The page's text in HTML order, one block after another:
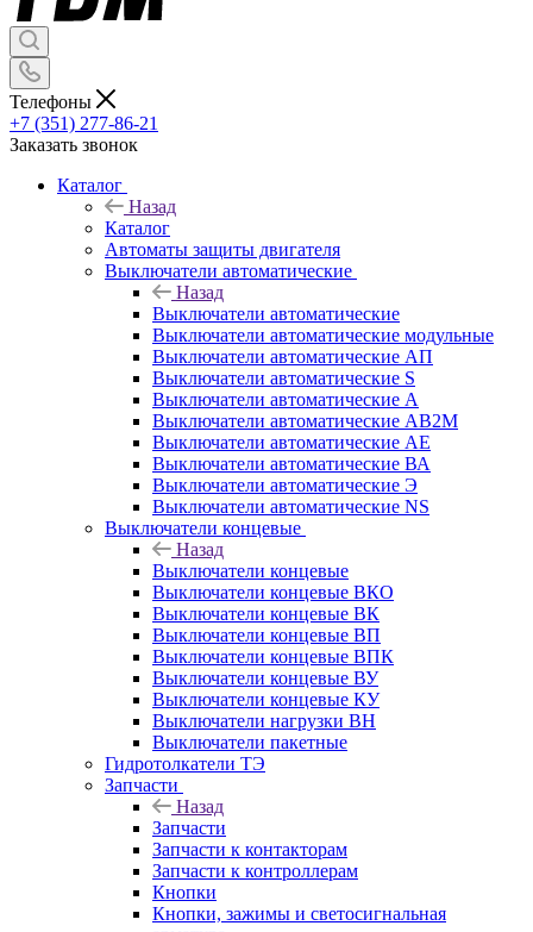
Телефоны
+7 (351) 277-86-21
Заказать звонок
Каталог
Назад
Каталог
Автоматы защиты двигателя
Выключатели автоматические
Назад
Выключатели автоматические
Выключатели автоматические модульные
Выключатели автоматические АП
Выключатели автоматические S
Выключатели автоматические А
Выключатели автоматические АВ2М
Выключатели автоматические АЕ
Выключатели автоматические ВА
Выключатели автоматические Э
Выключатели автоматические NS
Выключатели концевые
Назад
Выключатели концевые
Выключатели концевые ВКО
Выключатели концевые ВК
Выключатели концевые ВП
Выключатели концевые ВПК
Выключатели концевые ВУ
Выключатели концевые КУ
Выключатели нагрузки ВН
Выключатели пакетные
Гидротолкатели ТЭ
Запчасти
Назад
Запчасти
Запчасти к контакторам
Запчасти к контроллерам
Кнопки
Кнопки, зажимы и светосигнальная